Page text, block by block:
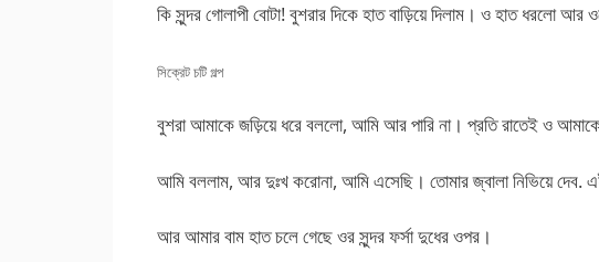
কি সুন্দর গোলাপী বোটা! বুশরার দিকে হাত বাড়িয়ে দিলাম। ও হাত ধরলো আর
সিক্রেট চটি গল্প
বুশরা আমাকে জড়িয়ে ধরে বললো, আমি আর পারি না। প্রতি রাতেই ও আমাকে
আমি বললাম, আর দুঃখ করোনা, আমি এসেছি। তোমার জ্বালা নিভিয়ে দেব.
আর আমার বাম হাত চলে গেছে ওর সুন্দর ফর্সা দুধের ওপর।